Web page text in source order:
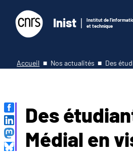
Inist
Institut de
et technique
Accueil Nos actualités Des
Des
Médial en